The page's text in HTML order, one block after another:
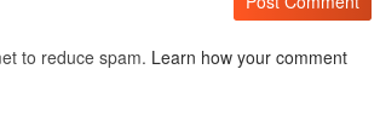
to reduce spam. Learn how your comment